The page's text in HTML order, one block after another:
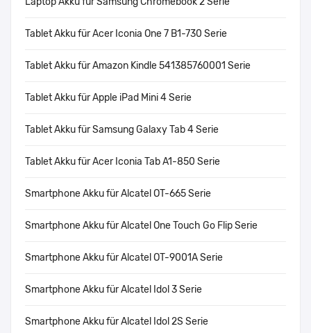
Tablet Akku für Acer Iconia One 7 B1-730 Serie
Tablet Akku für Amazon Kindle 541385760001 Serie
Tablet Akku für Apple iPad Mini 4 Serie
Tablet Akku für Samsung Galaxy Tab 4 Serie
Tablet Akku für Acer Iconia Tab A1-850 Serie
Smartphone Akku für Alcatel OT-665 Serie
Smartphone Akku für Alcatel One Touch Go Flip Serie
Smartphone Akku für Alcatel OT-9001A Serie
Smartphone Akku für Alcatel Idol 3 Serie
Smartphone Akku für Alcatel Idol 2S Serie